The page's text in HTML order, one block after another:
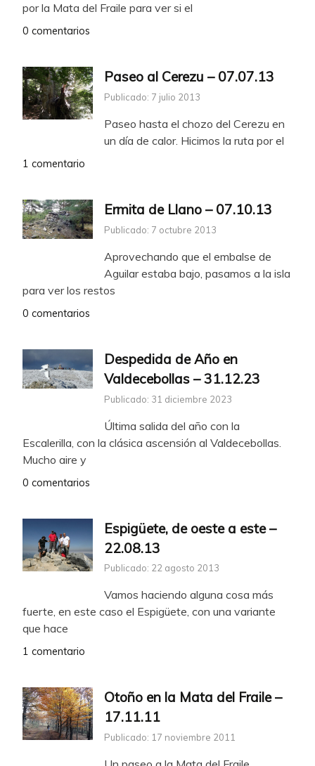
por la Mata del Fraile para ver si el
0 comentarios
Paseo al Cerezu – 07.07.13
Publicado: 7 julio 2013
Paseo hasta el chozo del Cerezu en
un día de calor. Hicimos la ruta por el
1 comentario
Ermita de Llano – 07.10.13
Publicado: 7 octubre 2013
Aprovechando que el embalse de
Aguilar estaba bajo, pasamos a la isla
para ver los restos
0 comentarios
Despedida de Año en
Valdecebollas – 31.12.23
Publicado: 31 diciembre 2023
Última salida del año con la
Escalerilla, con la clásica ascensión al Valdecebollas.
Mucho aire y
0 comentarios
Espigüete, de oeste a este –
22.08.13
Publicado: 22 agosto 2013
Vamos haciendo alguna cosa más
fuerte, en este caso el Espigüete, con una variante
que hace
1 comentario
Otoño en la Mata del Fraile –
17.11.11
Publicado: 17 noviembre 2011